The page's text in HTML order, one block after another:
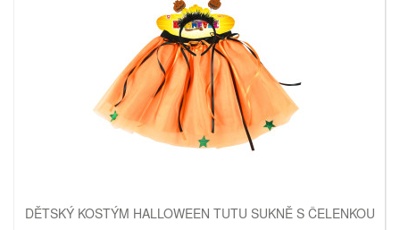
DĚTSKÝ KOSTÝM HALLOWEEN TUTU SUKNĚ S ČELENKOU